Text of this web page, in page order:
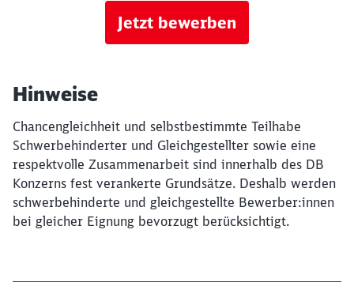
Jetzt bewerben
Hinweise
Chancengleichheit und selbstbestimmte Teilhabe
Schwerbehinderter und Gleichgestellter sowie eine
respektvolle Zusammenarbeit sind innerhalb des DB
Konzerns fest verankerte Grundsätze. Deshalb werden
schwerbehinderte und gleichgestellte Bewerber:innen
bei gleicher Eignung bevorzugt berücksichtigt.